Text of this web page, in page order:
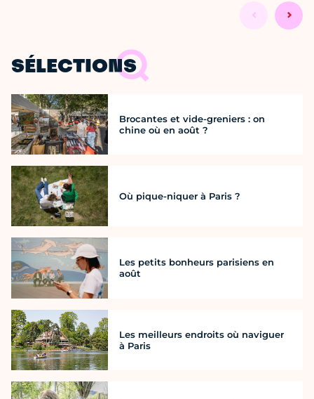
SÉLECTIONS
Brocantes et vide-greniers : on
chine où en août ?
Où pique-niquer à Paris ?
Les petits bonheurs parisiens en
août
Les meilleurs endroits où naviguer
à Paris